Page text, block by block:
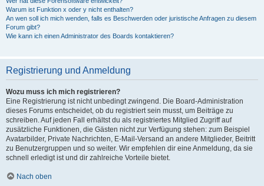
Warum ist Funktion x oder y nicht enthalten?
An wen soll ich mich wenden, falls es Beschwerden oder juristische Anfragen zu diesem
Forum gibt?
Wie kann ich einen Administrator des Boards kontaktieren?
Registrierung und Anmeldung
Wozu muss ich mich registrieren?
Eine Registrierung ist nicht unbedingt zwingend. Die Board-Administration
dieses Forums entscheidet, ob du registriert sein musst, um Beiträge zu
schreiben. Auf jeden Fall erhältst du als registriertes Mitglied Zugriff auf
zusätzliche Funktionen, die Gästen nicht zur Verfügung stehen: zum Beispiel
Avatarbilder, Private Nachrichten, E-Mail-Versand an andere Mitglieder, Beitritt
zu Benutzergruppen und so weiter. Wir empfehlen dir eine Anmeldung, da sie
schnell erledigt ist und dir zahlreiche Vorteile bietet.
Nach oben